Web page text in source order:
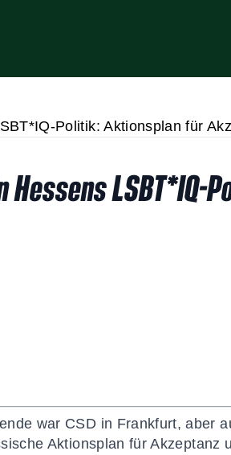
war CSD in Frankfurt, aber
Aktionsplan für Akzeptanz